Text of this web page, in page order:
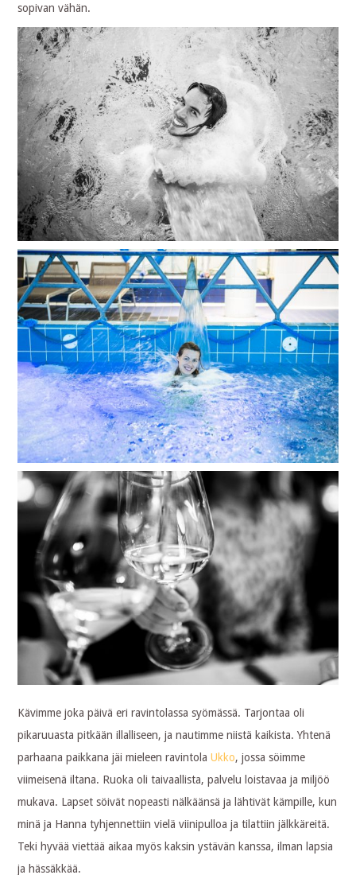
sopivan vähän.
Kävimme joka päivä eri ravintolassa syömässä. Tarjontaa oli
pikaruuasta pitkään illalliseen, ja nautimme niistä kaikista. Yhtenä
parhaana paikkana jäi mieleen ravintolaUkko, jossa söimme
viimeisenä iltana. Ruoka oli taivaallista, palvelu loistavaa ja miljöö
mukava. Lapset söivät nopeasti nälkäänsä ja lähtivät kämpille, kun
minä ja Hanna tyhjennettiin vielä viinipulloa ja tilattiin jälkkäreitä.
Teki hyvää viettää aikaa myös kaksin ystävän kanssa, ilman lapsia
ja hässäkkää.